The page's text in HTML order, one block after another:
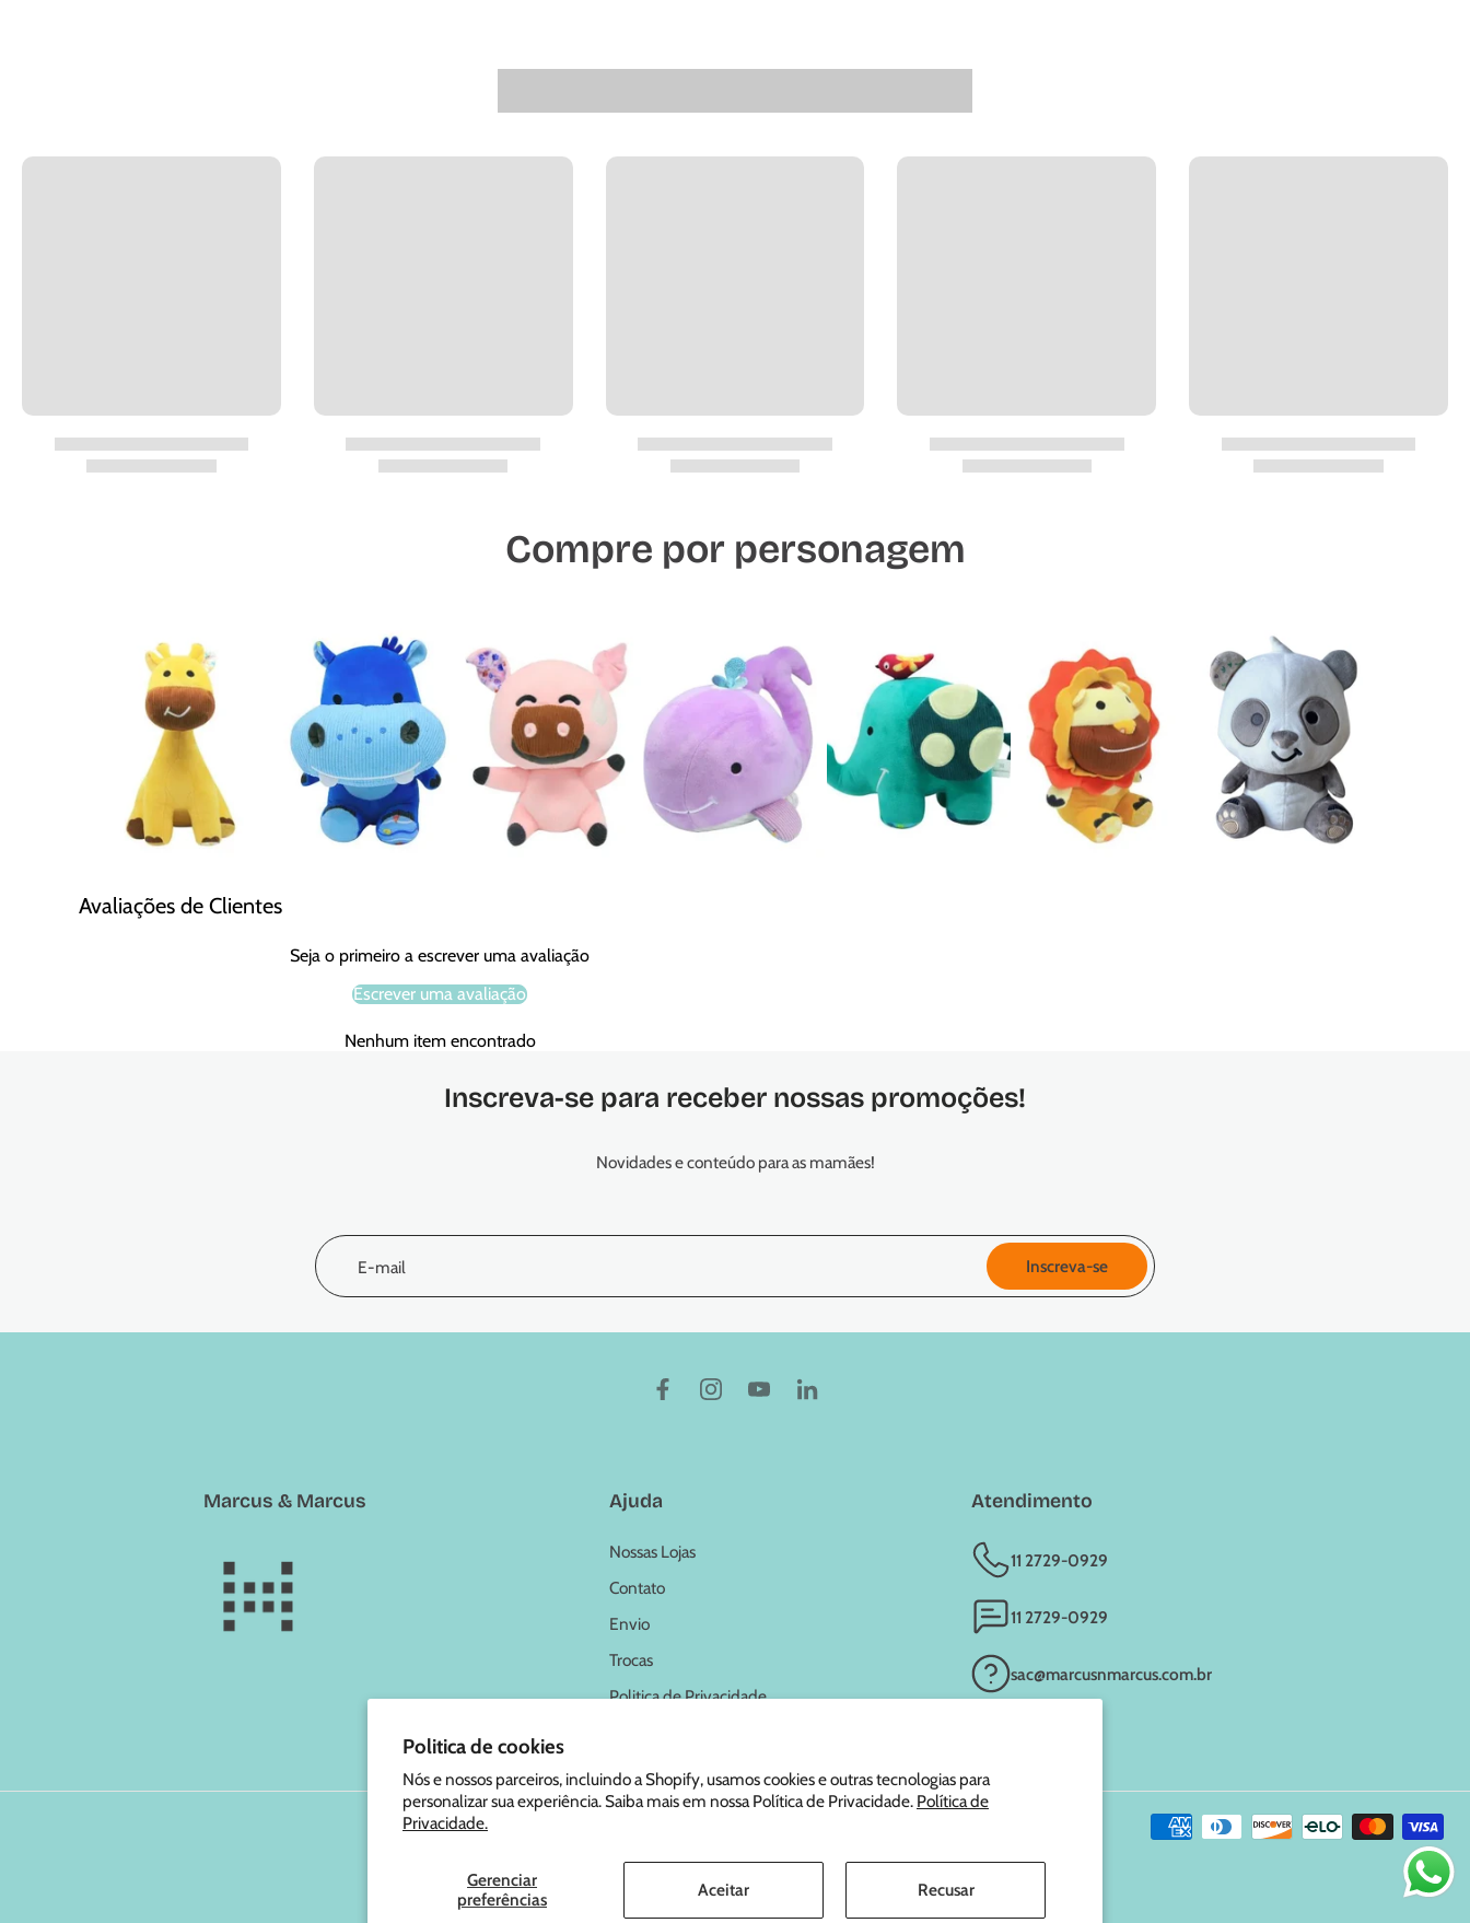
Politica de cookies
Nós e nossos parceiros, incluindo a Shopify, usamos cookies e outras tecnologias para
personalizar sua experiência. Saiba mais em nossa Política de Privacidade. Política de
Privacidade.
Gerenciar
preferências
Aceitar Recusar
Compre por personagem
Avaliações de Clientes
Seja o primeiro a escrever uma avaliação
Escrever uma avaliação
Nenhum item encontrado
Inscreva-se para receber nossas promoções!
Novidades e conteúdo para as mamães!
E-mail Inscreva-se
Marcus & Marcus Ajuda
Nossas Lojas
Contato
Envio
Trocas
Politica de Privacidade
Atendimento
11 2729-0929
11 2729-0929
sac@marcusnmarcus.com.br
© 2026,